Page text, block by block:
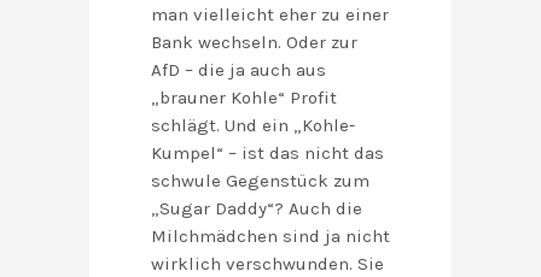
man vielleicht eher zu einer
Bank wechseln. Oder zur
AfD – die ja auch aus
„brauner Kohle“ Profit
schlägt. Und ein „Kohle-
Kumpel“ – ist das nicht das
schwule Gegenstück zum
„Sugar Daddy“? Auch die
Milchmädchen sind ja nicht
wirklich verschwunden. Sie